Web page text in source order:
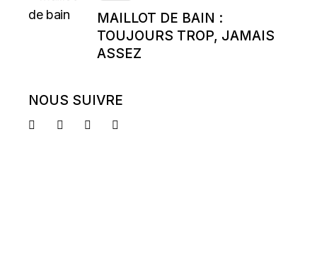
MAILLOT DE BAIN :
TOUJOURS TROP, JAMAIS
ASSEZ
NOUS SUIVRE